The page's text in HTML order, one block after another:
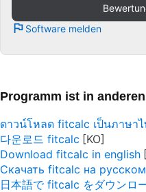
Software melden
Programm ist in
ดาวน์โหลด fitcalc เป็นภาษา
다운로드 fitcalc
Download fitcalc in english
Скачать fitcalc на
日本語で fitcalc をダウンロ